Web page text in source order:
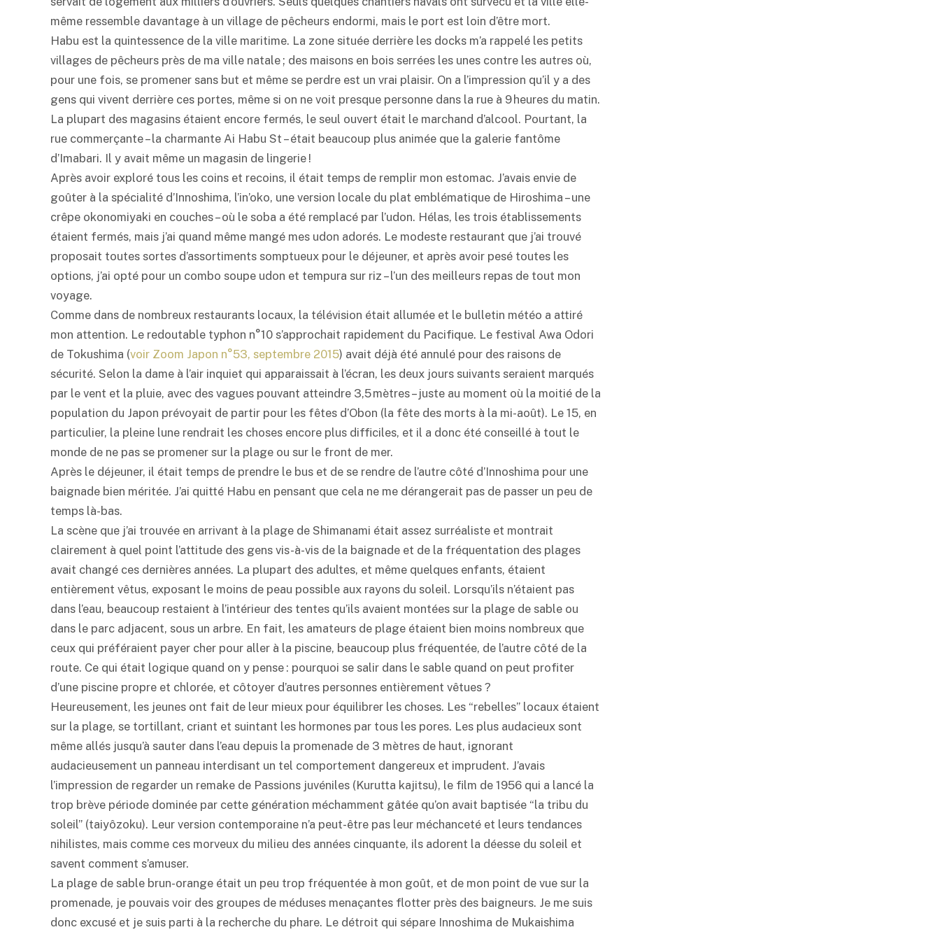
même ressemble davantage à un village de pêcheurs endormi, mais le port est loin d’être mort.
Habu est la quintessence de la ville maritime. La zone située derrière les docks m’a rappelé les petits
villages de pêcheurs près de ma ville natale ; des maisons en bois serrées les unes contre les autres où,
pour une fois, se promener sans but et même se perdre est un vrai plaisir. On a l’impression qu’il y a des
gens qui vivent derrière ces portes, même si on ne voit presque personne dans la rue à 9 heures du matin.
La plupart des magasins étaient encore fermés, le seul ouvert était le marchand d’alcool. Pourtant, la
rue commerçante – la charmante Ai Habu St – était beaucoup plus animée que la galerie fantôme
d’Imabari. Il y avait même un magasin de lingerie !
Après avoir exploré tous les coins et recoins, il était temps de remplir mon estomac. J’avais envie de
goûter à la spécialité d’Innoshima, l’in’oko, une version locale du plat emblématique de Hiroshima – une
crêpe okonomiyaki en couches – où le soba a été remplacé par l’udon. Hélas, les trois établissements
étaient fermés, mais j’ai quand même mangé mes udon adorés. Le modeste restaurant que j’ai trouvé
proposait toutes sortes d’assortiments somptueux pour le déjeuner, et après avoir pesé toutes les
options, j’ai opté pour un combo soupe udon et tempura sur riz – l’un des meilleurs repas de tout mon
voyage.
Comme dans de nombreux restaurants locaux, la télévision était allumée et le bulletin météo a attiré
mon attention. Le redoutable typhon n°10 s’approchait rapidement du Pacifique. Le festival Awa Odori
de Tokushima (voir Zoom Japon n°53, septembre 2015) avait déjà été annulé pour des raisons de
sécurité. Selon la dame à l’air inquiet qui apparaissait à l’écran, les deux jours suivants seraient marqués
par le vent et la pluie, avec des vagues pouvant atteindre 3,5 mètres – juste au moment où la moitié de la
population du Japon prévoyait de partir pour les fêtes d’Obon (la fête des morts à la mi-août). Le 15, en
particulier, la pleine lune rendrait les choses encore plus difficiles, et il a donc été conseillé à tout le
monde de ne pas se promener sur la plage ou sur le front de mer.
Après le déjeuner, il était temps de prendre le bus et de se rendre de l’autre côté d’Innoshima pour une
baignade bien méritée. J’ai quitté Habu en pensant que cela ne me dérangerait pas de passer un peu de
temps là-bas.
La scène que j’ai trouvée en arrivant à la plage de Shimanami était assez surréaliste et montrait
clairement à quel point l’attitude des gens vis-à-vis de la baignade et de la fréquentation des plages
avait changé ces dernières années. La plupart des adultes, et même quelques enfants, étaient
entièrement vêtus, exposant le moins de peau possible aux rayons du soleil. Lorsqu’ils n’étaient pas
dans l’eau, beaucoup restaient à l’intérieur des tentes qu’ils avaient montées sur la plage de sable ou
dans le parc adjacent, sous un arbre. En fait, les amateurs de plage étaient bien moins nombreux que
ceux qui préféraient payer cher pour aller à la piscine, beaucoup plus fréquentée, de l’autre côté de la
route. Ce qui était logique quand on y pense : pourquoi se salir dans le sable quand on peut profiter
d’une piscine propre et chlorée, et côtoyer d’autres personnes entièrement vêtues ?
Heureusement, les jeunes ont fait de leur mieux pour équilibrer les choses. Les “rebelles” locaux étaient
sur la plage, se tortillant, criant et suintant les hormones par tous les pores. Les plus audacieux sont
même allés jusqu’à sauter dans l’eau depuis la promenade de 3 mètres de haut, ignorant
audacieusement un panneau interdisant un tel comportement dangereux et imprudent. J’avais
l’impression de regarder un remake de Passions juvéniles (Kurutta kajitsu), le film de 1956 qui a lancé la
trop brève période dominée par cette génération méchamment gâtée qu’on avait baptisée “la tribu du
soleil” (taiyôzoku). Leur version contemporaine n’a peut-être pas leur méchanceté et leurs tendances
nihilistes, mais comme ces morveux du milieu des années cinquante, ils adorent la déesse du soleil et
savent comment s’amuser.
La plage de sable brun-orange était un peu trop fréquentée à mon goût, et de mon point de vue sur la
promenade, je pouvais voir des groupes de méduses menaçantes flotter près des baigneurs. Je me suis
donc excusé et je suis parti à la recherche du phare. Le détroit qui sépare Innoshima de Mukaishima